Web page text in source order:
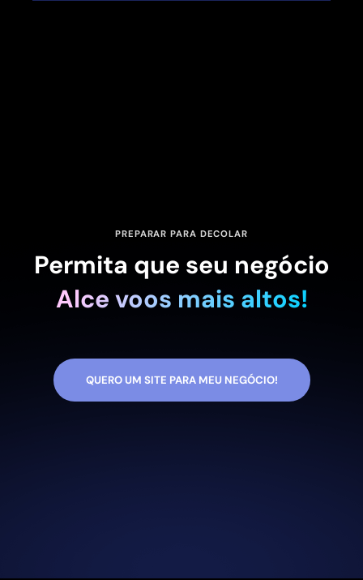
PREPARAR PARA DECOLAR
Permita que seu negócio
Alce voos mais altos!
QUERO UM SITE PARA MEU NEGÓCIO!